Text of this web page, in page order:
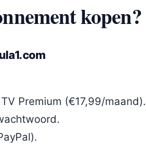
kopen?
Premium (€17,99/maand).